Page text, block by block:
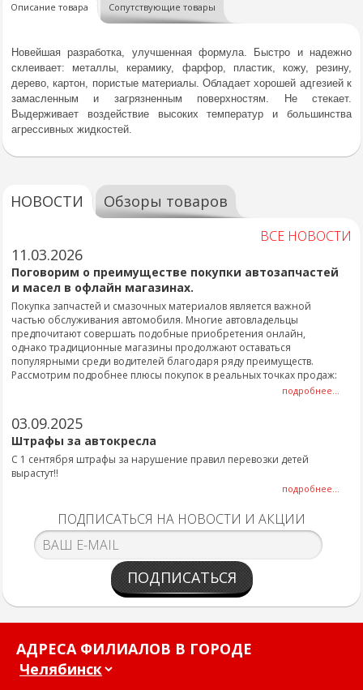
Описание товара Сопутствующие товары
Новейшая разработка, улучшенная формула. Быстро и надежно
склеивает: металлы, керамику, фарфор, пластик, кожу, резину,
дерево, картон, пористые материалы. Обладает хорошей адгезией к
замасленным и загрязненным поверхностям. Не стекает.
Выдерживает воздействие высоких температур и большинства
агрессивных жидкостей.
НОВОСТИ Обзоры товаров
ВСЕ НОВОСТИ
11.03.2026
Поговорим о преимуществе покупки автозапчастей
и масел в офлайн магазинах.
Покупка запчастей и смазочных материалов является важной
частью обслуживания автомобиля. Многие автовладельцы
предпочитают совершать подобные приобретения онлайн,
однако традиционные магазины продолжают оставаться
популярными среди водителей благодаря ряду преимуществ.
Рассмотрим подробнее плюсы покупок в реальных точках продаж:
подробнее...
03.09.2025
Штрафы за автокресла
С 1 сентября штрафы за нарушение правил перевозки детей
вырастут!!
подробнее...
ПОДПИСАТЬСЯ НА НОВОСТИ И АКЦИИ
ПОДПИСАТЬСЯ
АДРЕСА ФИЛИАЛОВ В ГОРОДЕ